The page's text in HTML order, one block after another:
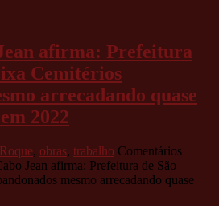
afirma: Prefeitura
Cemitérios
arrecadando quase
2022
, obras, trabalho Comentários
Jean afirma: Prefeitura de São
mesmo arrecadando quase